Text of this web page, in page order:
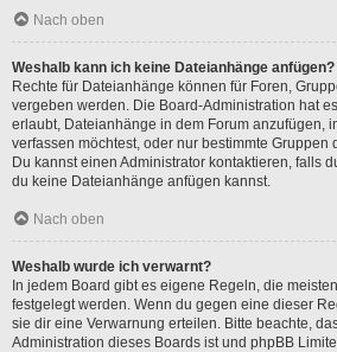
Nach oben
Weshalb kann ich keine Dateianhänge anfügen?
Rechte für Dateianhänge können für Foren,
vergeben werden. Die Board-Administration hat
erlaubt, Dateianhänge in dem Forum anzufügen,
verfassen möchtest, oder nur bestimmte Gruppen
Du kannst einen Administrator kontaktieren, falls
du keine Dateianhänge anfügen kannst.
Nach oben
Weshalb wurde ich verwarnt?
In jedem Board gibt es eigene Regeln, die
festgelegt werden. Wenn du gegen eine dieser
sie dir eine Verwarnung erteilen. Bitte beachte,
Administration dieses Boards ist und phpBB